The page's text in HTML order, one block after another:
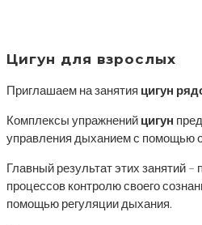
Цигун для взрослых
Приглашаем на занятия цигун
Комплексы упражнений цигун
управления дыханием с помощью
Главный результат этих занятий –
процессов контролю своего
помощью регуляции дыхания.